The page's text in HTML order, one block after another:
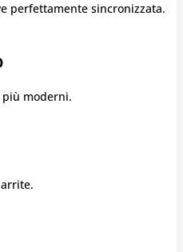
perfettamente sincronizzata.
moderni.